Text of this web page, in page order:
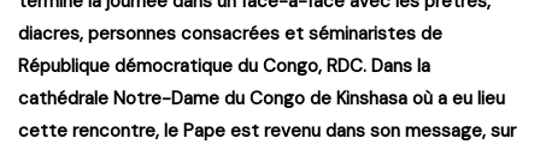
diacres, personnes consacrées et séminaristes de
République démocratique du Congo, RDC. Dans la
cathédrale Notre-Dame du Congo de Kinshasa où a eu lieu
cette rencontre, le Pape est revenu dans son message, sur